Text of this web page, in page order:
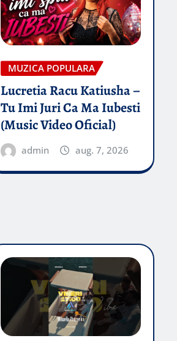
MUZICA POPULARA
Lucretia Racu Katiusha –
Tu Imi Juri Ca Ma Iubesti
(Music Video Oficial)
admin aug. 7, 2026